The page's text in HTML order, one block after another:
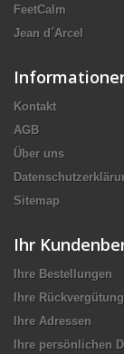
FeetCalm
Jean d´Arcel
Kontakt
AGB
Über uns
Sitemap
Ihr
Ihre Bestellungen
Ihre
Ihre Adressen
Ihre persönlichen